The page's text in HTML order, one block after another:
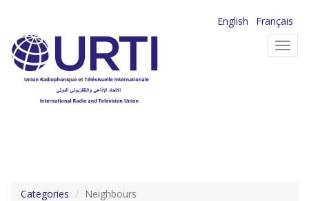
contenu
principal
English
Français
Categories Neighbours